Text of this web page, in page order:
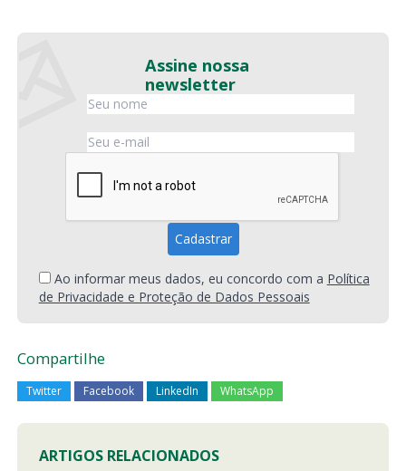
Assine nossa
newsletter
Ao informar meus dados, eu concordo com a Política
de Privacidade e Proteção de Dados Pessoais
Compartilhe
Twitter Facebook LinkedIn WhatsApp
ARTIGOS RELACIONADOS